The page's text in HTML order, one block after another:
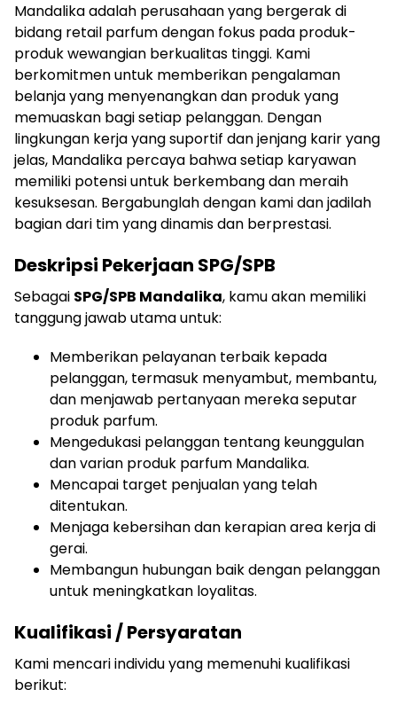
Mandalika adalah perusahaan yang bergerak di
bidang retail parfum dengan fokus pada produk-
produk wewangian berkualitas tinggi. Kami
berkomitmen untuk memberikan pengalaman
belanja yang menyenangkan dan produk yang
memuaskan bagi setiap pelanggan. Dengan
lingkungan kerja yang suportif dan jenjang karir yang
jelas, Mandalika percaya bahwa setiap karyawan
memiliki potensi untuk berkembang dan meraih
kesuksesan. Bergabunglah dengan kami dan jadilah
bagian dari tim yang dinamis dan berprestasi.
Deskripsi Pekerjaan SPG/SPB
Sebagai SPG/SPB Mandalika, kamu akan memiliki
tanggung jawab utama untuk:
Memberikan pelayanan terbaik kepada
pelanggan, termasuk menyambut, membantu,
dan menjawab pertanyaan mereka seputar
produk parfum.
Mengedukasi pelanggan tentang keunggulan
dan varian produk parfum Mandalika.
Mencapai target penjualan yang telah
ditentukan.
Menjaga kebersihan dan kerapian area kerja di
gerai.
Membangun hubungan baik dengan pelanggan
untuk meningkatkan loyalitas.
Kualifikasi / Persyaratan
Kami mencari individu yang memenuhi kualifikasi
berikut: